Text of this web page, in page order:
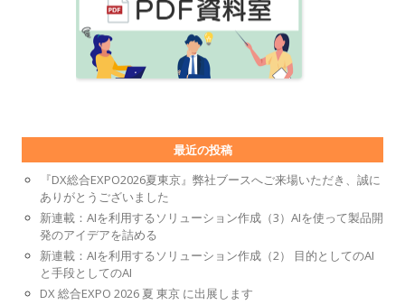
最近の投稿
『DX総合EXPO2026夏東京』弊社ブースへご来場いただき、誠に
ありがとうございました
新連載：AIを利用するソリューション作成（3）AIを使って製品開
発のアイデアを詰める
新連載：AIを利用するソリューション作成（2） 目的としてのAI
と手段としてのAI
DX 総合EXPO 2026 夏 東京 に出展します